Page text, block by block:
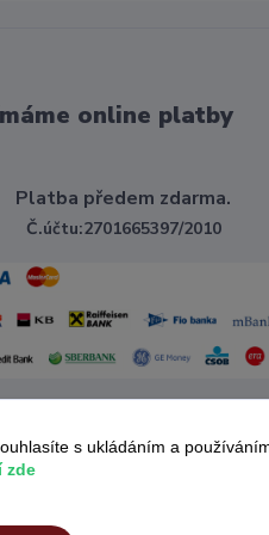
online platby
Platba předem zdarma.
Č.účtu:2701665397/2010
s ukládáním a
zde